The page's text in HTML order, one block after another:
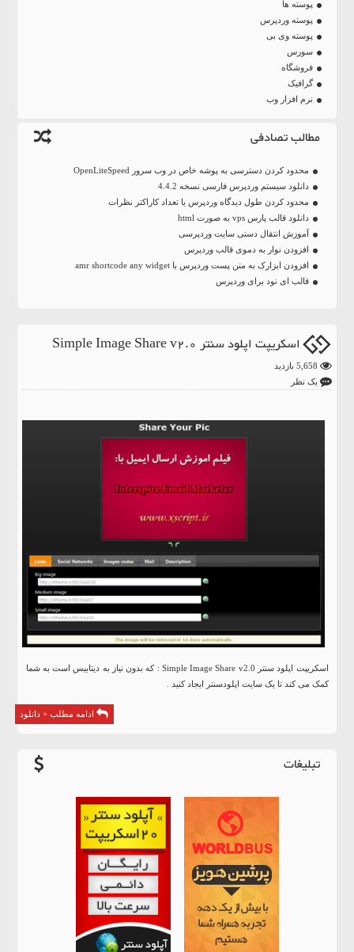
پوسته ها
پوسته وردپرس
پوسته وی بی
سورس
فروشگاه
گرافیک
نرم افزار وب
مطالب تصادفی
محدود کردن دسترسی به پوشه خاص در وب سرور OpenLiteSpeed
دانلود سیستم وردپرس فارسی نسخه 4.4.2
محدود کردن طول دیدگاه وردپرس یا تعداد کاراکتر نظرات
دانلود قالب پارس vps به صورت html
آموزش انتقال دستی سایت وردپرسی
افزودن نوار به دموی قالب وردپرس
افزودن ابزارک به متن پست وردپرس با amr shortcode any widget
قالب ای نود برای وردپرس
اسکریپت اپلود سنتر Simple Image Share v2.0
یک نظر
اسکریپت اپلود سنتر Simple Image Share v2.0 : که بدون نیاز به دیتابیس است به شما
کمک می کند تا یک سایت اپلودسنتر ایجاد کنید .
ادامه مطلب + دانلود
تبلیغات